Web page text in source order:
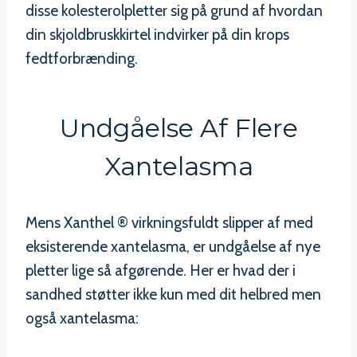
disse kolesterolpletter sig på grund af hvordan
din skjoldbruskkirtel indvirker på din krops
fedtforbrænding.
Undgåelse Af Flere
Xantelasma
Mens Xanthel ® virkningsfuldt slipper af med
eksisterende xantelasma, er undgåelse af nye
pletter lige så afgørende. Her er hvad der i
sandhed støtter ikke kun med dit helbred men
også xantelasma: